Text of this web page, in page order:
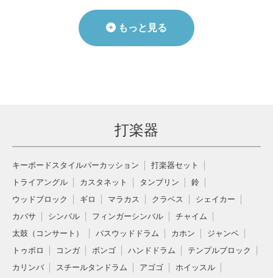
もっと見る
打楽器
キーボードスタイルパーカッション
打楽器セット
トライアングル
カスタネット タンブリン
鈴
ウッドブロック
ギロ マラカス クラベス
シェイカー
カバサ
シンバル フィンガーシンバル
チャイム
太鼓（コンサート）
バスウッドドラム カホン
ジャンベ
トゥボロ
コンガ ボンゴ ハンドドラム
テンプルブロック
カリンバ
スチールタンドラム アゴゴ
ホイッスル